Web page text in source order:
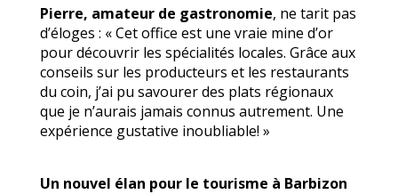
Pierre, amateur de gastronomie, ne tarit pas
d’éloges : « Cet office est une vraie mine d’or
pour découvrir les spécialités locales. Grâce aux
conseils sur les producteurs et les restaurants
du coin, j’ai pu savourer des plats régionaux
que je n’aurais jamais connus autrement. Une
expérience gustative inoubliable! »
Un nouvel élan pour le tourisme à Barbizon